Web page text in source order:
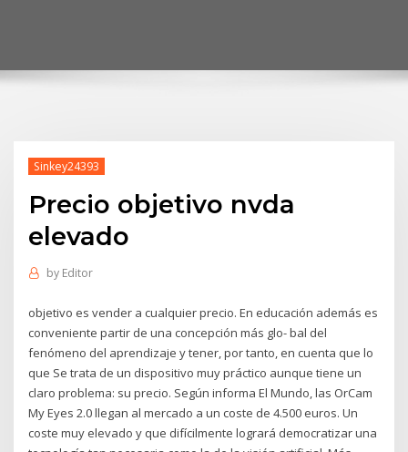
Sinkey24393
Precio objetivo nvda
elevado
by Editor
objetivo es vender a cualquier precio. En educación además es
conveniente partir de una concepción más glo- bal del
fenómeno del aprendizaje y tener, por tanto, en cuenta que lo
que Se trata de un dispositivo muy práctico aunque tiene un
claro problema: su precio. Según informa El Mundo, las OrCam
My Eyes 2.0 llegan al mercado a un coste de 4.500 euros. Un
coste muy elevado y que difícilmente logrará democratizar una